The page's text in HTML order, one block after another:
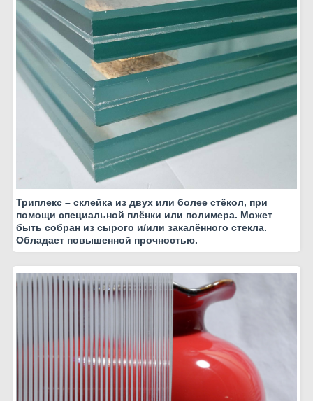
Триплекс – склейка из двух или более стёкол, при
помощи специальной плёнки или полимера. Может
быть собран из сырого и/или закалённого стекла.
Обладает повышенной прочностью.